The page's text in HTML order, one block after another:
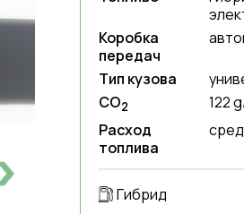
Коробка
передач
Тип кузова
CO2
122
Расход
топлива
Гибрид